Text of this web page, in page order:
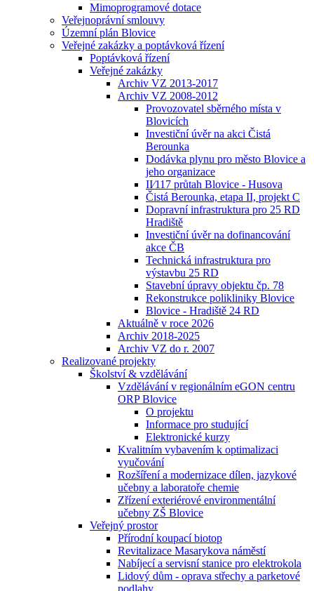
Mimoprogramové dotace
Veřejnoprávní smlouvy
Územní plán Blovice
Veřejné zakázky a poptávková řízení
Poptávková řízení
Veřejné zakázky
Archiv VZ 2013-2017
Archiv VZ 2008-2012
Provozovatel sběrného místa v
Blovicích
Investiční úvěr na akci Čistá
Berounka
Dodávka plynu pro město Blovice a
jeho organizace
II⁄117 průtah Blovice - Husova
Čistá Berounka, etapa II, projekt C
Dopravní infrastruktura pro 25 RD
Hradiště
Investiční úvěr na dofinancování
akce ČB
Technická infrastruktura pro
výstavbu 25 RD
Stavební úpravy objektu čp. 78
Rekonstrukce polikliniky Blovice
Blovice - Hradiště 24 RD
Aktuálně v roce 2026
Archiv 2018-2025
Archiv VZ do r. 2007
Realizované projekty
Školství & vzdělávání
Vzdělávání v regionálním eGON centru
ORP Blovice
O projektu
Informace pro studující
Elektronické kurzy
Kvalitním vybavením k optimalizaci
vyučování
Rozšíření a modernizace dílen, jazykové
učebny a laboratoře chemie
Zřízení exteriérové environmentální
učebny ZŠ Blovice
Veřejný prostor
Přírodní koupací biotop
Revitalizace Masarykova náměstí
Nabíjecí a servisní stanice pro elektrokola
Lidový dům - oprava střechy a parketové
podlahy